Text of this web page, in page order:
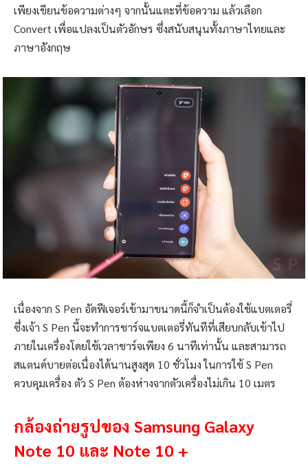
เพียงเขียนข้อความต่างๆ จากนั้นแตะที่ข้อความ แล้วเลือก
Convert เพื่อแปลงเป็นตัวอักษร ซึ่งสนับสนุนทั้งภาษาไทยและ
ภาษาอังกฤษ
เนื่องจาก S Pen อัดฟีเจอร์เข้ามาขนาดนี้ก็จำเป็นต้องใช้แบตเตอรี่
ซึ่งเจ้า S Pen นี้จะทำการชาร์จแบตเตอรี่ทันทีที่เสียบกลับเข้าไป
ภายในเครื่องโดยใช้เวลาชาร์จเพียง 6 นาทีเท่านั้น และสามารถ
สแตนด์บายต่อเนื่องได้นานสูงสุด 10 ชั่วโมง ในการใช้ S Pen
ควบคุมเครื่อง ตัว S Pen ต้องห่างจากตัวเครื่องไม่เกิน 10 เมตร
กล้องถ่ายรูปของ Samsung Galaxy
Note 10 และ Note 10 +